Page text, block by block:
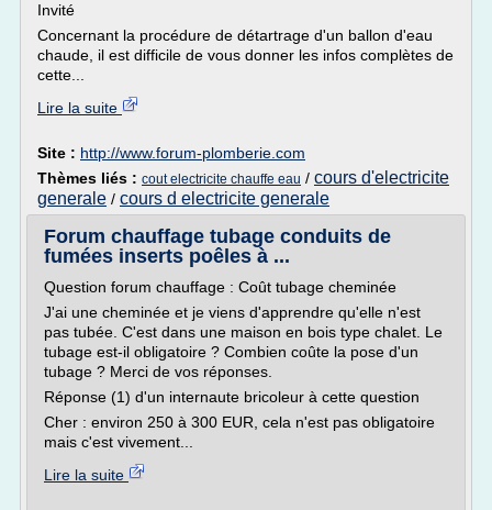
Invité
Concernant la procédure de détartrage d'un ballon d'eau
chaude, il est difficile de vous donner les infos complètes de
cette...
Lire la suite
Site : http://www.forum-plomberie.com
Thèmes liés : cout electricite chauffe eau / cours d'electricite
generale / cours d electricite generale
Forum chauffage tubage conduits de
fumées inserts poêles à ...
Question forum chauffage : Coût tubage cheminée
J'ai une cheminée et je viens d'apprendre qu'elle n'est
pas tubée. C'est dans une maison en bois type chalet. Le
tubage est-il obligatoire ? Combien coûte la pose d'un
tubage ? Merci de vos réponses.
Réponse (1) d'un internaute bricoleur à cette question
Cher : environ 250 à 300 EUR, cela n'est pas obligatoire
mais c'est vivement...
Lire la suite